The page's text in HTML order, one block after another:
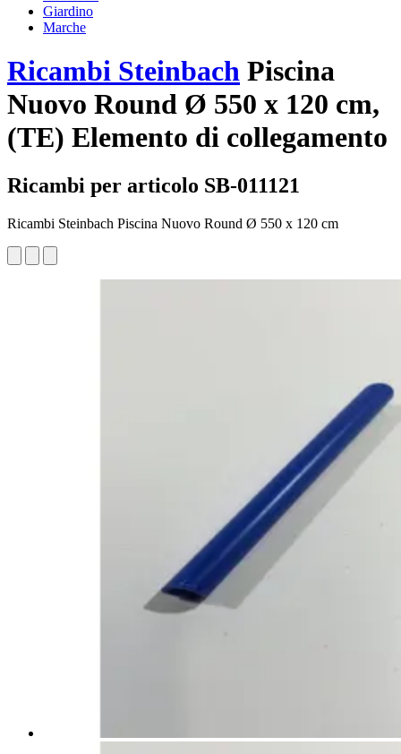
Giardino
Marche
Ricambi Steinbach Piscina
Nuovo Round Ø 550 x 120 cm,
(TE) Elemento di collegamento
Ricambi per articolo SB-011121
Ricambi Steinbach Piscina Nuovo Round Ø 550 x 120 cm